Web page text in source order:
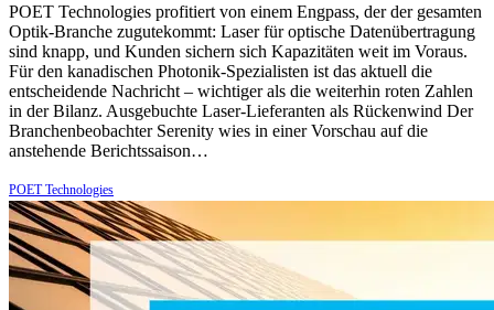
POET Technologies profitiert von einem Engpass, der der gesamten
Optik-Branche zugutekommt: Laser für optische Datenübertragung
sind knapp, und Kunden sichern sich Kapazitäten weit im Voraus.
Für den kanadischen Photonik-Spezialisten ist das aktuell die
entscheidende Nachricht – wichtiger als die weiterhin roten Zahlen
in der Bilanz. Ausgebuchte Laser-Lieferanten als Rückenwind Der
Branchenbeobachter Serenity wies in einer Vorschau auf die
anstehende Berichtssaison…
POET Technologies